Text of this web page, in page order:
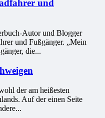
und
Autor und Blogger
und Fußgänger. „Mein
die...
der am heißesten
Auf der einen Seite